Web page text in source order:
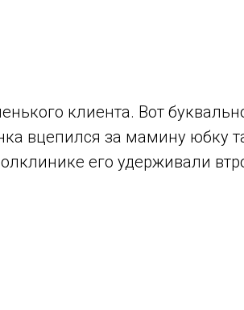
клиента. Вот
вцепился за мамину юбку
его удерживали